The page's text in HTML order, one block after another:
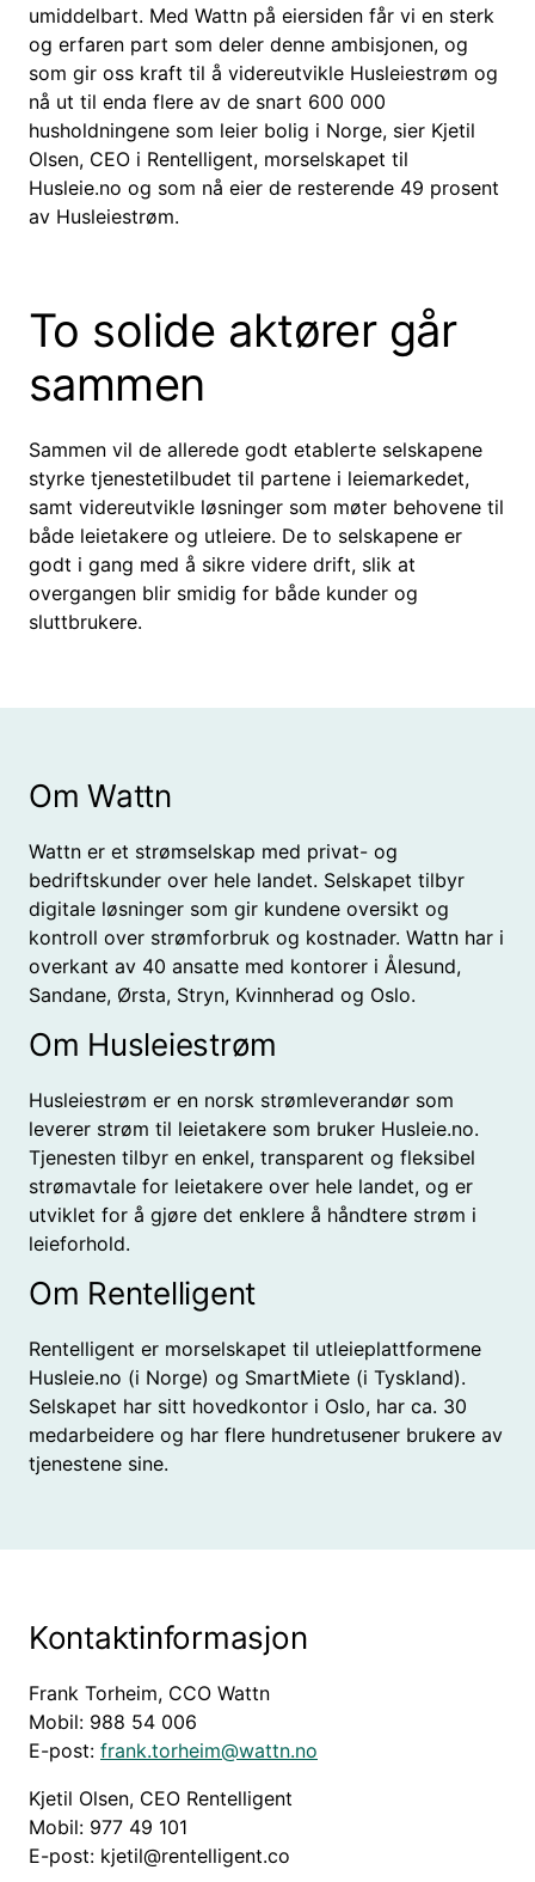
umiddelbart. Med Wattn på eiersiden får vi en sterk
og erfaren part som deler denne ambisjonen, og
som gir oss kraft til å videreutvikle Husleiestrøm og
nå ut til enda flere av de snart 600 000
husholdningene som leier bolig i Norge, sier Kjetil
Olsen, CEO i Rentelligent, morselskapet til
Husleie.no og som nå eier de resterende 49 prosent
av Husleiestrøm.
To solide aktører går
sammen
Sammen vil de allerede godt etablerte selskapene
styrke tjenestetilbudet til partene i leiemarkedet,
samt videreutvikle løsninger som møter behovene til
både leietakere og utleiere. De to selskapene er
godt i gang med å sikre videre drift, slik at
overgangen blir smidig for både kunder og
sluttbrukere.
Om Wattn
Wattn er et strømselskap med privat- og
bedriftskunder over hele landet. Selskapet tilbyr
digitale løsninger som gir kundene oversikt og
kontroll over strømforbruk og kostnader. Wattn har i
overkant av 40 ansatte med kontorer i Ålesund,
Sandane, Ørsta, Stryn, Kvinnherad og Oslo.
Om Husleiestrøm
Husleiestrøm er en norsk strømleverandør som
leverer strøm til leietakere som bruker Husleie.no.
Tjenesten tilbyr en enkel, transparent og fleksibel
strømavtale for leietakere over hele landet, og er
utviklet for å gjøre det enklere å håndtere strøm i
leieforhold.
Om Rentelligent
Rentelligent er morselskapet til utleieplattformene
Husleie.no (i Norge) og SmartMiete (i Tyskland).
Selskapet har sitt hovedkontor i Oslo, har ca. 30
medarbeidere og har flere hundretusener brukere av
tjenestene sine.
Kontaktinformasjon
Frank Torheim, CCO Wattn
Mobil: 988 54 006
E-post: frank.torheim@wattn.no
Kjetil Olsen, CEO Rentelligent
Mobil: 977 49 101
E-post: kjetil@rentelligent.co